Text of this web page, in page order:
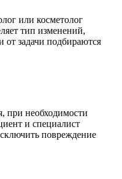
или косметолог
тип изменений,
от задачи подбираются
при необходимости
и специалист
повреждение